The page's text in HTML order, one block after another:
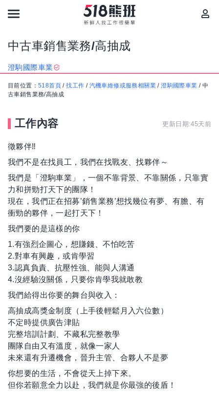
中古車銷售業務/高抽成
澄駒國際車業
目前位置： 518首頁 /找工作 / 汽機車維修或服務相關業 /澄駒國際車業 / 中
古車銷售業務/高抽成
工作內容 更新日期:45天前
徵夥伴‼️
我們不是在找員工，我們在找戰友、找夥伴～
我們是「澄駒車業」，一個不靠背景、不靠關係，只靠實
力和拼勁打天下的團隊！
現在，我們正在招募’銷售業務’想找幾位有夢、有膽、有
衝勁的夥伴，一起打天下！
我們要的是這樣的你
1.有強烈企圖心，想賺錢、不怕吃苦
2.對車有興趣，或肯學習
3.認真負責、抗壓性強、能與人溝通
4.沒經驗沒關係，只要你肯學我就敢教
我們給得出你要的舞台與收入：
高抽成高獎金制度（上手後輕鬆月入六位數）
不定時提供廣告津貼
完整培訓計劃、不藏私完整教學
團隊自由又有溫度，就像一家人
未來還有升遷機會，晉升主管、合夥人不是夢
你想要的生活，不會從天上掉下來。
但你若願意全力以赴，我們就是你最強的後盾！